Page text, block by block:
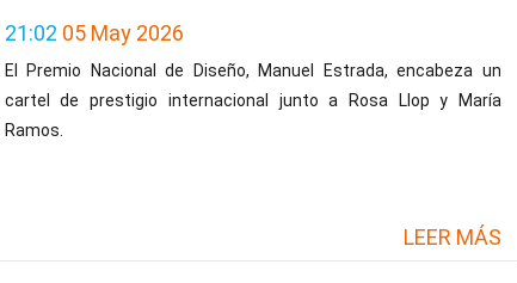
21:02 05 May 2026
El Premio Nacional de Diseño, Manuel Estrada, encabeza un
cartel de prestigio internacional junto a Rosa Llop y María
Ramos.
LEER MÁS